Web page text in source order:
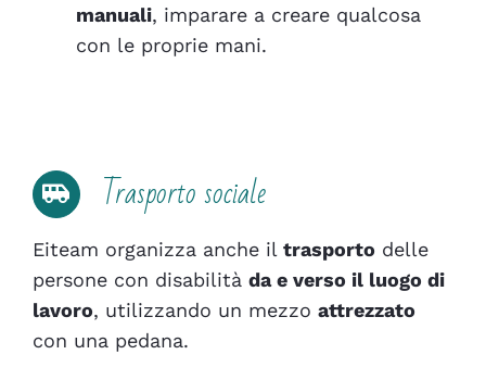
manuali, imparare a creare qualcosa
con le proprie mani.
Trasporto sociale
Eiteam organizza anche il trasportodelle
persone con disabilità da e verso il luogo di
lavoro, utilizzando un mezzo attrezzato
con una pedana.